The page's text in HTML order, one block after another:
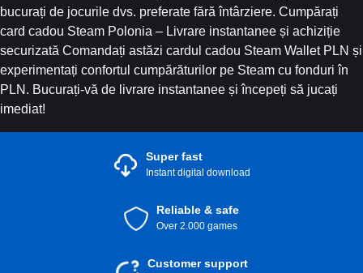
bucurați de jocurile dvs. preferate fără întârziere. Cumpărați
card cadou Steam Polonia – Livrare instantanee și achiziție
securizată Comandați astăzi cardul cadou Steam Wallet PLN și
experimentați confortul cumpărăturilor pe Steam cu fonduri în
PLN. Bucurați-vă de livrare instantanee și începeți să jucați
imediat!
Super fast
Instant digital download
Reliable & safe
Over 2.000 games
Customer support